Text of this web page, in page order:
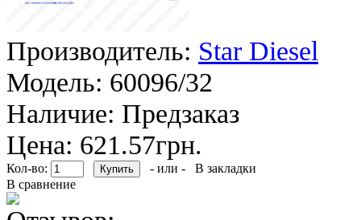
Производитель: Star Diesel
Модель: 60096/32
Наличие: Предзаказ
Цена: 621.57грн.
Кол-во: - или -
В закладки
В сравнение